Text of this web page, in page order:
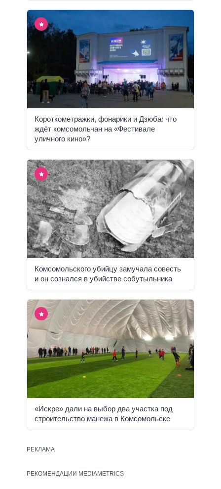
Короткометражки, фонарики и Дзюба: что
ждёт комсомольчан на «Фестивале
уличного кино»?
Комсомольского убийцу замучала совесть
и он сознался в убийстве собутыльника
«Искре» дали на выбор два участка под
строительство манежа в Комсомольске
РЕКЛАМА
РЕКОМЕНДАЦИИ MEDIAMETRICS